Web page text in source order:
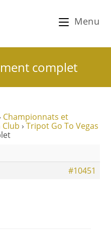
Menu
complet
Championnats et
› Tripot Go To Vegas
#10451